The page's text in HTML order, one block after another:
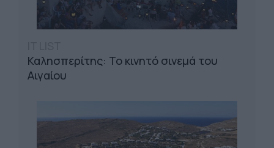
Καλησπερίτης: Το κινητό σινεμά του
Αιγαίου